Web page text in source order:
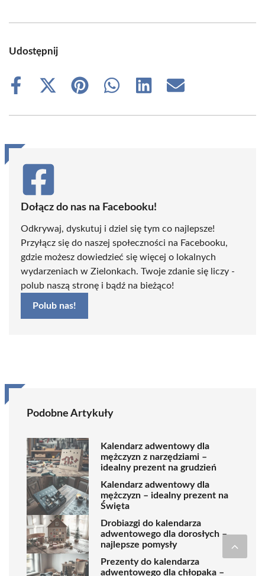
Udostępnij
Share
Share
(Twitter)
Share
Share
Share
Share
Dołącz do nas na Facebooku!
Odkrywaj, dyskutuj i dziel się tym co najlepsze!
Przyłącz się do naszej społeczności na Facebooku,
gdzie możesz dowiedzieć się więcej o lokalnych
wydarzeniach w Zielonkach. Twoje zdanie się liczy -
polub naszą stronę i bądź na bieżąco!
Polub nas!
Podobne Artykuły
Kalendarz adwentowy dla
mężczyzn z narzędziami –
idealny prezent na grudzień
Kalendarz adwentowy dla
mężczyzn – idealny prezent na
Święta
Drobiazgi do kalendarza
adwentowego dla dorosłych –
najlepsze pomysły
Prezenty do kalendarza
adwentowego dla chłopaka –